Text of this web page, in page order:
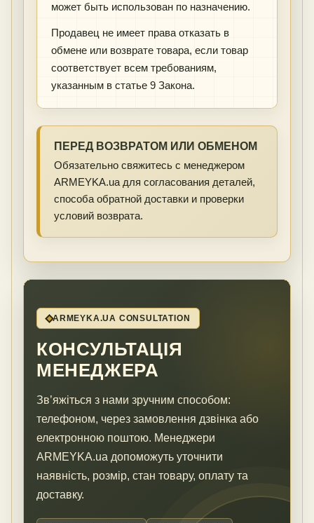
может быть использован по назначению.
Продавец не имеет права отказать в
обмене или возврате товара, если товар
соответствует всем требованиям,
указанным в статье 9 Закона.
ПЕРЕД ВОЗВРАТОМ ИЛИ ОБМЕНОМ
Обязательно свяжитесь с менеджером
ARMEYKA.ua для согласования деталей,
способа обратной доставки и проверки
условий возврата.
ARMEYKA.UA CONSULTATION
КОНСУЛЬТАЦІЯ
МЕНЕДЖЕРА
Зв’яжіться з нами зручним способом:
телефоном, через замовлення дзвінка або
електронною поштою. Менеджери
ARMEYKA.ua допоможуть уточнити
наявність, розмір, стан товару, оплату та
доставку.